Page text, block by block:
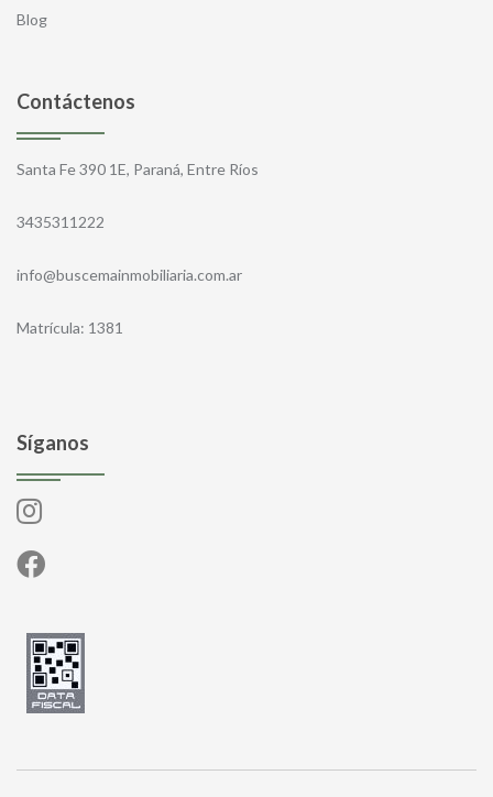
Blog
Contáctenos
Santa Fe 390 1E, Paraná, Entre Ríos
3435311222
info@buscemainmobiliaria.com.ar
Matrícula: 1381
Síganos